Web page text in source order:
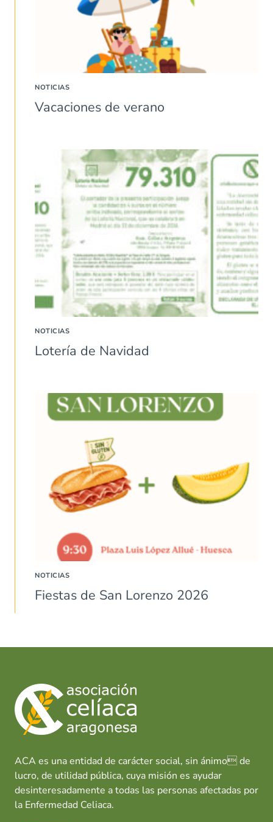
NOTICIAS
Vacaciones de verano
NOTICIAS
Lotería de Navidad
NOTICIAS
Fiestas de San Lorenzo 2026
ACA es una entidad de carácter social, sin ánimo de
lucro, de utilidad pública, cuya misión es ayudar
desinteresadamente a todas las personas afectadas por
la Enfermedad Celiaca.